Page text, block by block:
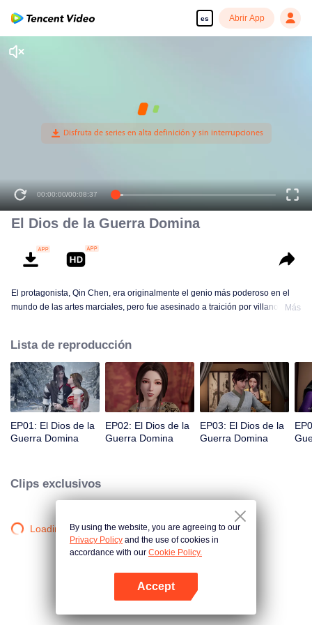
es Abrir App
00:00:00/00:08:37
El Dios de la Guerra Domina
El protagonista, Qin Chen, era originalmente el genio más poderoso en el
mundo de las artes marciales, pero fue asesinado a traición por villanos,
espada...
Más
Lista de reproducción
EP01: El Dios de la
Guerra Domina
EP02: El Dios de la
Guerra Domina
EP03: El Dios de la
Guerra Domina
Clips exclusivos
Loading…By using the website, you are agreeing to our
Privacy Policy and the use of cookies in
accordance with our Cookie Policy.
Accept